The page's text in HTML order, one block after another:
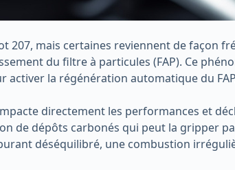
207, mais certaines reviennent de façon
du filtre à particules (FAP). Ce
la régénération automatique du
directement les performances et
de dépôts carbonés qui peut la gripper
déséquilibré, une combustion